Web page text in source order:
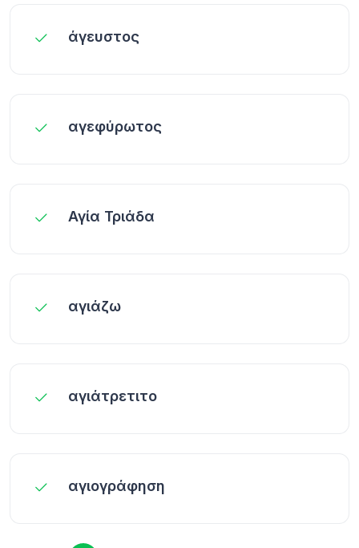
άγευστος
αγεφύρωτος
Αγία Τριάδα
αγιάζω
αγιάτρετιτο
αγιογράφηση